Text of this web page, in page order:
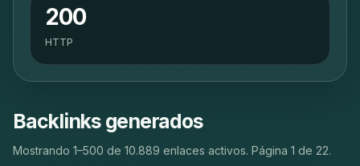
200
HTTP
Backlinks generados
Mostrando 1–500 de 10.889 enlaces activos. Página 1 de 22.